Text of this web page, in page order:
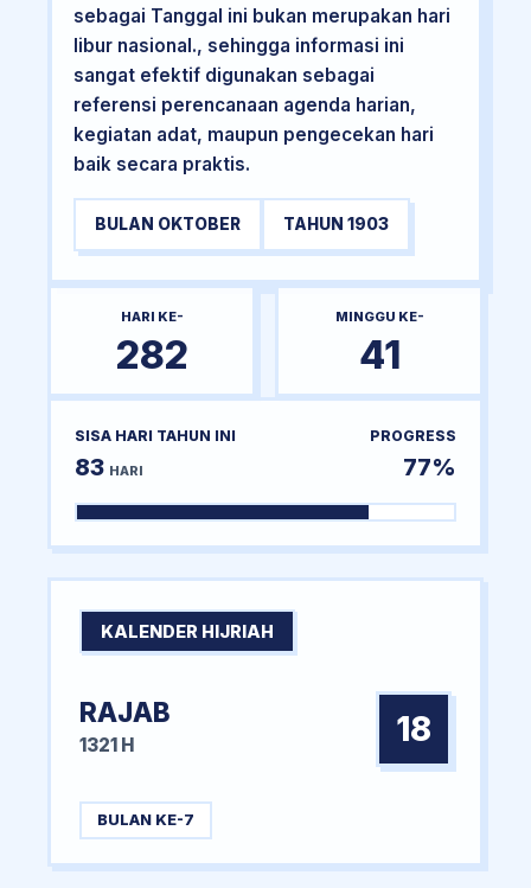
sebagai Tanggal ini bukan merupakan hari
libur nasional., sehingga informasi ini
sangat efektif digunakan sebagai
referensi perencanaan agenda harian,
kegiatan adat, maupun pengecekan hari
baik secara praktis.
BULAN OKTOBER TAHUN 1903
HARI KE-
282
MINGGU KE-
41
SISA HARI TAHUN INI
83 HARI
PROGRESS
77%
KALENDER HIJRIAH
RAJAB
1321 H 18
BULAN KE-7